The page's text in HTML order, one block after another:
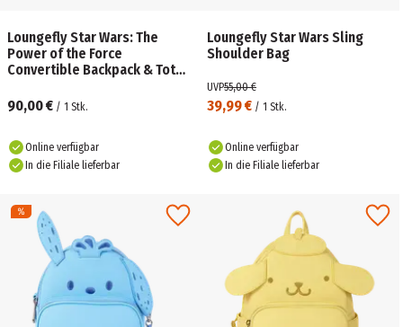
Loungefly Star Wars: The
Power of the Force
Convertible Backpack & Tote
90,00 € / 1 Stk.
Online verfügbar
In die Filiale lieferbar
Loungefly Star Wars Sling
Shoulder Bag
39,99 € / 1 Stk.
UVP55,00 €
Online verfügbar
In die Filiale lieferbar